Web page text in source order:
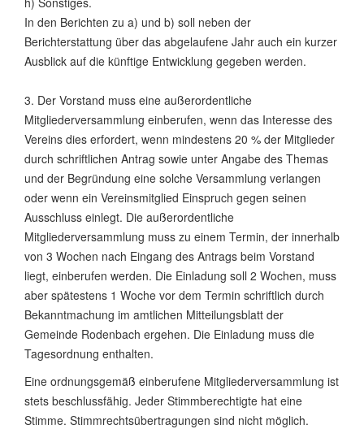
In den Berichten zu a) und b) soll neben der
Berichterstattung über das abgelaufene Jahr auch ein kurzer
Ausblick auf die künftige Entwicklung gegeben werden.
3. Der Vorstand muss eine außerordentliche
Mitgliederversammlung einberufen, wenn das Interesse des
Vereins dies erfordert, wenn mindestens 20 % der Mitglieder
durch schriftlichen Antrag sowie unter Angabe des Themas
und der Begründung eine solche Versammlung verlangen
oder wenn ein Vereinsmitglied Einspruch gegen seinen
Ausschluss einlegt. Die außerordentliche
Mitgliederversammlung muss zu einem Termin, der innerhalb
von 3 Wochen nach Eingang des Antrags beim Vorstand
liegt, einberufen werden. Die Einladung soll 2 Wochen, muss
aber spätestens 1 Woche vor dem Termin schriftlich durch
Bekanntmachung im amtlichen Mitteilungsblatt der
Gemeinde Rodenbach ergehen. Die Einladung muss die
Tagesordnung enthalten.
Eine ordnungsgemäß einberufene Mitgliederversammlung ist
stets beschlussfähig. Jeder Stimmberechtigte hat eine
Stimme. Stimmrechtsübertragungen sind nicht möglich.